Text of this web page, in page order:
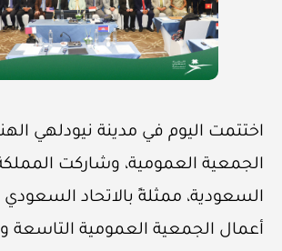
اختتمت اليوم في مدينة نيودلهي
الجمعية العمومية، وشاركت
السعودية، ممثلةً بالاتحاد السعودي
أعمال الجمعية العمومية التاسعة